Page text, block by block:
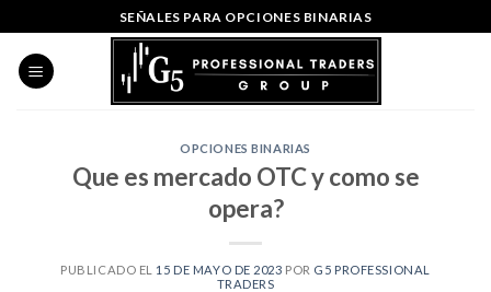
to
content
SEÑALES PARA OPCIONES BINARIAS
OPCIONES BINARIAS
Que es mercado OTC y como se
opera?
PUBLICADO EL 15 DE MAYO DE 2023 POR G5 PROFESSIONAL
TRADERS